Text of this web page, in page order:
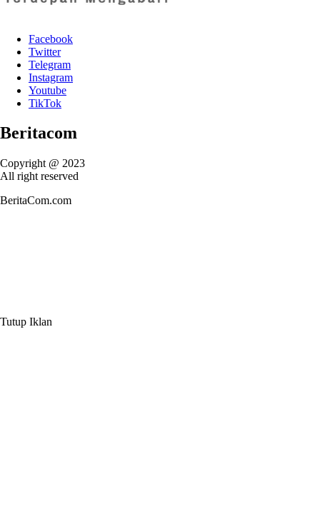
Facebook
Twitter
Telegram
Instagram
Youtube
TikTok
Beritacom
Copyright @ 2023
All right reserved
BeritaCom.com
Tutup Iklan